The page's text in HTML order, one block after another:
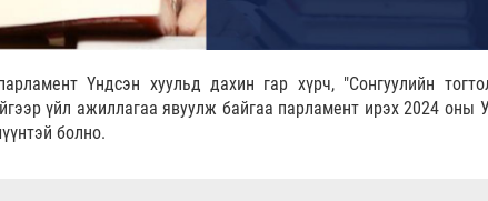
Үндсэн хуульд дахин гар хүрч, "Сонгуулийн
үйл ажиллагаа явуулж байгаа парламент ирэх 2024 оны
болно.